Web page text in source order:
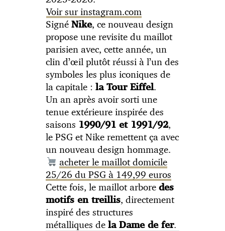
Voir sur instagram.com
SignéNike, ce nouveau design
propose une revisite du maillot
parisien avec, cette année, un
clin d’œil plutôt réussi à l’un des
symboles les plus iconiques de
la capitale :la Tour Eiffel.
Un an après avoir sorti une
tenue extérieure inspirée des
saisons 1990/91 et 1991/92,
le PSG et Nike remettent ça avec
un nouveau design hommage.
acheter le maillot domicile
25/26 du PSG à 149,99 euros
Cette fois, le maillot arboredes
motifs en treillis, directement
inspiré des structures
métalliques dela Dame de fer.